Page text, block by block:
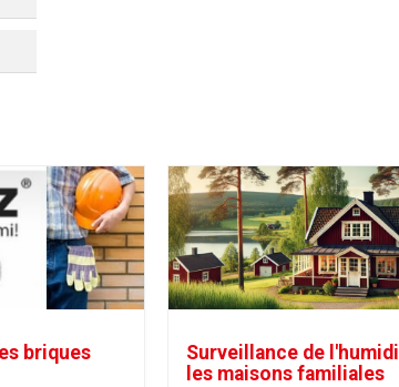
briques
Surveillance de
les maisons familiales